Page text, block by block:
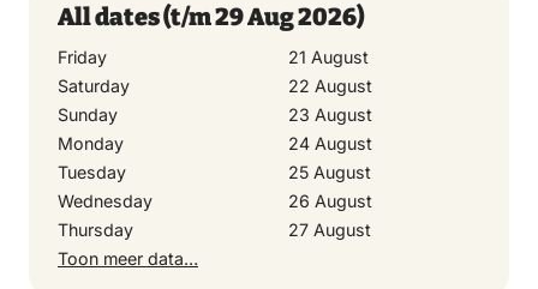
All dates(t/m 29 Aug 2026)
Friday
21 August
Saturday
22 August
Sunday
23 August
Monday
24 August
Tuesday
25 August
Wednesday
26 August
Thursday
27 August
Toon meer data…